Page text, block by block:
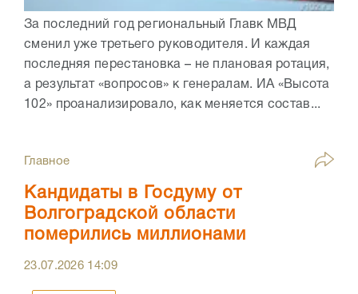
За последний год региональный Главк МВД
сменил уже третьего руководителя. И каждая
последняя перестановка – не плановая ротация,
а результат «вопросов» к генералам. ИА «Высота
102» проанализировало, как меняется состав...
Главное
Кандидаты в Госдуму от
Волгоградской области
померились миллионами
23.07.2026 14:09